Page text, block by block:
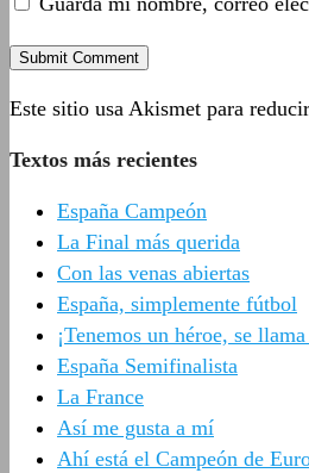
Este sitio usa Akismet para
Textos más recientes
España Campeón
La Final más querida
Con las venas abiertas
España, simplemente fútbol
¡Tenemos un héroe, se
España Semifinalista
La France
Así me gusta a mí
Ahí está el Campeón de